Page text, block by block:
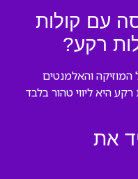
עם קולות
רקע?
והאלמנטים
היא ליווי טהור בלבד
את